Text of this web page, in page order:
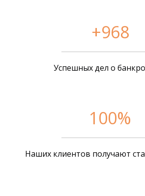
+968
Успешных дел о
100%
Наших клиентов получают